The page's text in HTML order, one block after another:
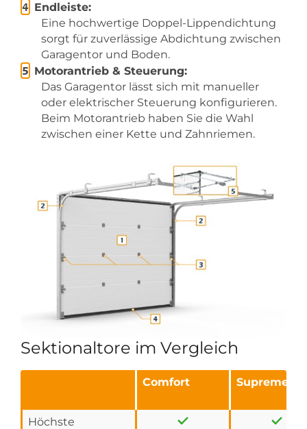
Endleiste:
Eine hochwertige Doppel-Lippendichtung
sorgt für zuverlässige Abdichtung zwischen
Garagentor und Boden.
Motorantrieb & Steuerung:
Das Garagentor lässt sich mit manueller
oder elektrischer Steuerung konfigurieren.
Beim Motorantrieb haben Sie die Wahl
zwischen einer Kette und Zahnriemen.
Sektionaltore im Vergleich
Comfort Supreme
Höchste